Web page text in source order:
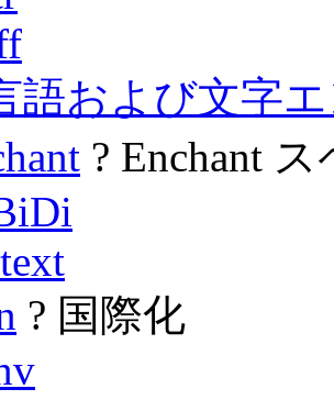
語および文字
? Enchant
? 国際化